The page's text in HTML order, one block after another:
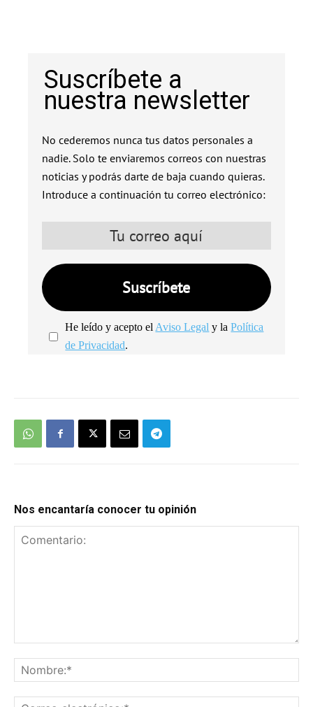
Suscríbete a
nuestra newsletter
No cederemos nunca tus datos personales a
nadie. Solo te enviaremos correos con nuestras
noticias y podrás darte de baja cuando quieras.
Introduce a continuación tu correo electrónico:
He leído y acepto elAviso Legal y laPolítica
de Privacidad.
Nos encantaría conocer tu opinión